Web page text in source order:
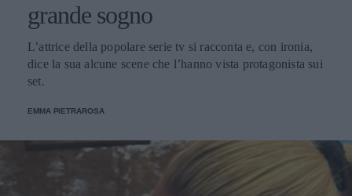
grande sogno
L’attrice della popolare serie tv si racconta e, con ironia,
dice la sua alcune scene che l’hanno vista protagonista sui
set.
EMMA PIETRAROSA